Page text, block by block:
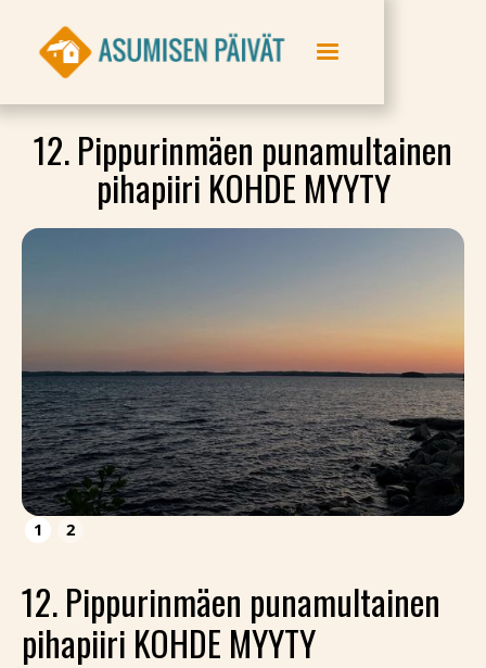
12. Pippurinmäen punamultainen
pihapiiri KOHDE MYYTY
1 2
12. Pippurinmäen punamultainen
pihapiiri KOHDE MYYTY